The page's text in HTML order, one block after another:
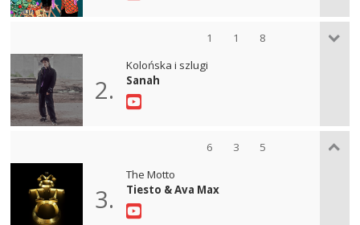
1 1 8
2.
Kolońska i szlugi
Sanah
6 3 5
3.
The Motto
Tiesto & Ava Max